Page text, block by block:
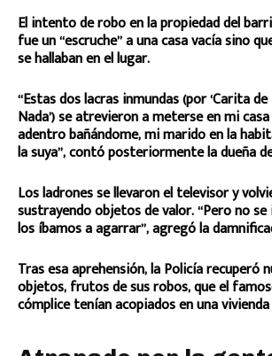
El intento de robo en la propiedad del
fue un “escruche” a una casa vacía sino
se hallaban en el lugar.
“Estas dos lacras inmundas (por ‘Carita de
Nada’) se atrevieron a meterse en mi
adentro bañándome, mi marido en la
la suya”, contó posteriormente la dueña
Los ladrones se llevaron el televisor y
sustrayendo objetos de valor. “Pero no
los íbamos a agarrar”, agregó la
Tras esa aprehensión, la Policía recuperó
objetos, frutos de sus robos, que el
cómplice tenían acopiados en una